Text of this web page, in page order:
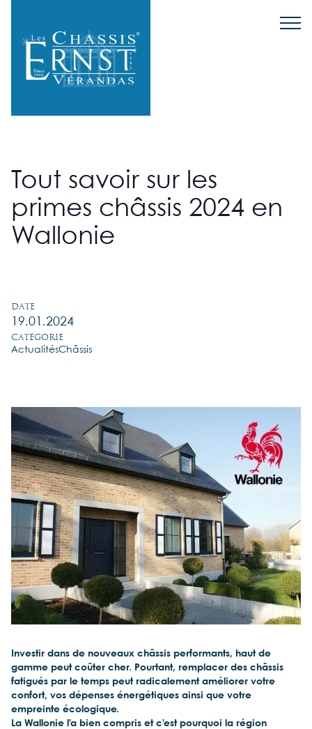
Tout savoir sur les
primes châssis 2024 en
Wallonie
Date
19.01.2024
Catégorie
ActualitésChâssis
Investir dans de nouveaux châssis performants, haut de
gamme peut coûter cher. Pourtant, remplacer des châssis
fatigués par le temps peut radicalement améliorer votre
confort, vos dépenses énergétiques ainsi que votre
empreinte écologique.
La Wallonie l’a bien compris et c’est pourquoi la région